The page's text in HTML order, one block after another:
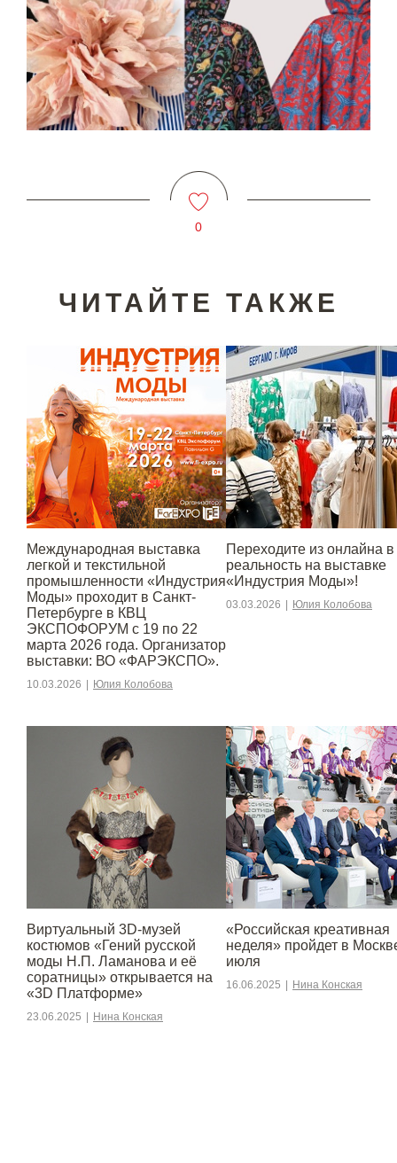
0
ЧИТАЙТЕ ТАКЖЕ
Международная выставка
легкой и текстильной
промышленности «Индустрия
Моды» проходит в Санкт-
Петербурге в КВЦ
ЭКСПОФОРУМ с 19 по 22
марта 2026 года. Организатор
выставки: ВО «ФАРЭКСПО».
10.03.2026 | Юлия Колобова
Переходите из онлайна в
реальность на выставке
«Индустрия Моды»!
03.03.2026 | Юлия Колобова
Виртуальный 3D-музей
костюмов «Гений русской
моды Н.П. Ламанова и её
соратницы» открывается на
«3D Платформе»
23.06.2025 | Нина Конская
«Российская креативная
неделя» пройдет в
июля
16.06.2025 | Нина Конская